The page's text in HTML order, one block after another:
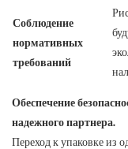
Соблюдение
нормативных
требований
Обеспечение
надежного партнера.
Переход к упаковке из